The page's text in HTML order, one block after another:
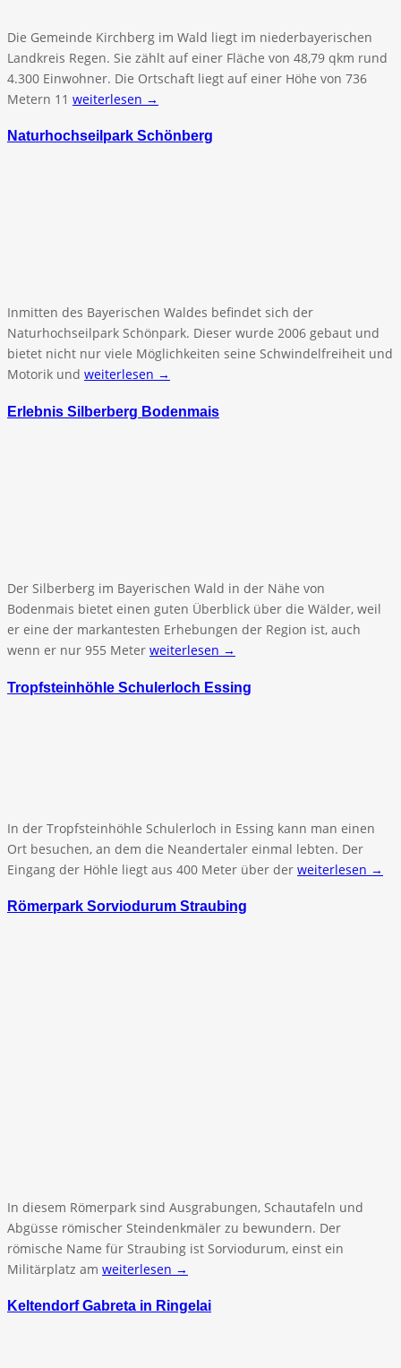
Die Gemeinde Kirchberg im Wald liegt im niederbayerischen
Landkreis Regen. Sie zählt auf einer Fläche von 48,79 qkm rund
4.300 Einwohner. Die Ortschaft liegt auf einer Höhe von 736
Metern 11 weiterlesen →
Naturhochseilpark Schönberg
Inmitten des Bayerischen Waldes befindet sich der
Naturhochseilpark Schönpark. Dieser wurde 2006 gebaut und
bietet nicht nur viele Möglichkeiten seine Schwindelfreiheit und
Motorik und weiterlesen →
Erlebnis Silberberg Bodenmais
Der Silberberg im Bayerischen Wald in der Nähe von
Bodenmais bietet einen guten Überblick über die Wälder, weil
er eine der markantesten Erhebungen der Region ist, auch
wenn er nur 955 Meter weiterlesen →
Tropfsteinhöhle Schulerloch Essing
In der Tropfsteinhöhle Schulerloch in Essing kann man einen
Ort besuchen, an dem die Neandertaler einmal lebten. Der
Eingang der Höhle liegt aus 400 Meter über der weiterlesen →
Römerpark Sorviodurum Straubing
In diesem Römerpark sind Ausgrabungen, Schautafeln und
Abgüsse römischer Steindenkmäler zu bewundern. Der
römische Name für Straubing ist Sorviodurum, einst ein
Militärplatz am weiterlesen →
Keltendorf Gabreta in Ringelai